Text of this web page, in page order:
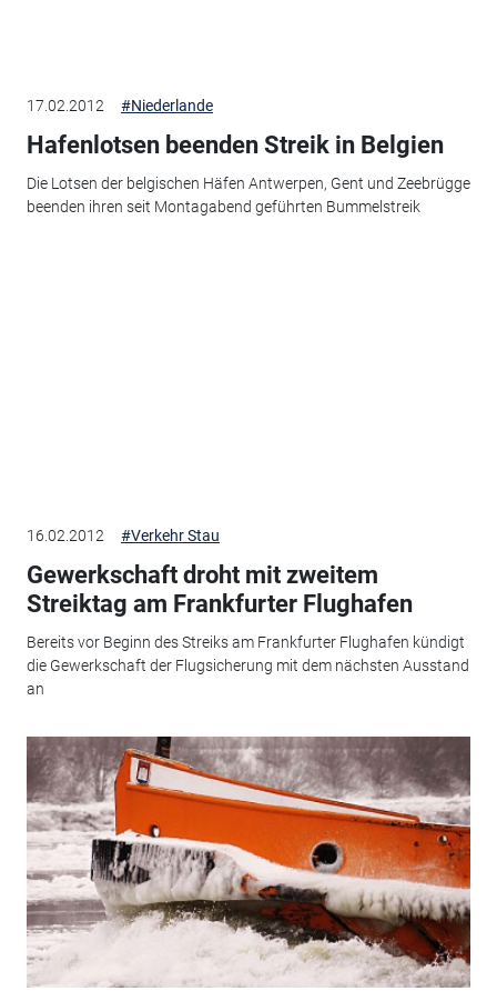
17.02.2012 #Niederlande
Hafenlotsen beenden Streik in Belgien
Die Lotsen der belgischen Häfen Antwerpen, Gent und Zeebrügge
beenden ihren seit Montagabend geführten Bummelstreik
16.02.2012 #Verkehr Stau
Gewerkschaft droht mit zweitem
Streiktag am Frankfurter Flughafen
Bereits vor Beginn des Streiks am Frankfurter Flughafen kündigt
die Gewerkschaft der Flugsicherung mit dem nächsten Ausstand
an